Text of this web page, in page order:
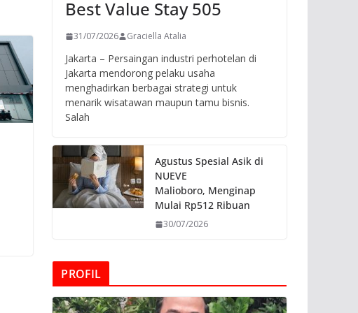
Best Value Stay 505
31/07/2026 Graciella Atalia
Jakarta – Persaingan industri perhotelan di
Jakarta mendorong pelaku usaha
menghadirkan berbagai strategi untuk
menarik wisatawan maupun tamu bisnis.
Salah
Agustus Spesial Asik di
NUEVE
Malioboro, Menginap
Mulai Rp512 Ribuan
30/07/2026
PROFIL